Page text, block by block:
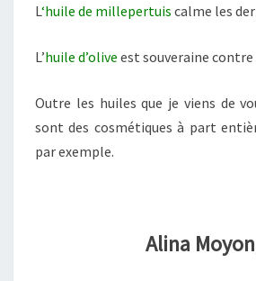
L‘huile de millepertuis calme les
L’huile d’olive est souveraine contre
Outre les huiles que je viens de
sont des cosmétiques à part
par exemple.
Alina